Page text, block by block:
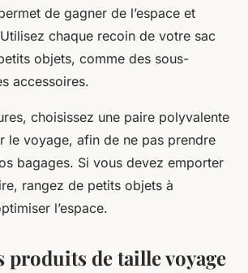
de gagner de l’espace et
chaque recoin de votre sac
objets, comme des sous-
accessoires.
choisissez une paire polyvalente
le voyage, afin de ne pas prendre
bagages. Si vous devez emporter
rangez de petits objets à
l’espace.
produits de taille voyage